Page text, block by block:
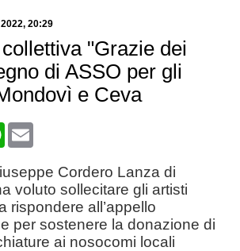
, 20:29
"Grazie dei
di ASSO per gli
e Ceva
WhatsApp
Email
Cordero Lanza di
voluto sollecitare gli artisti
rispondere all’appello
per sostenere la donazione di
ai nosocomi locali